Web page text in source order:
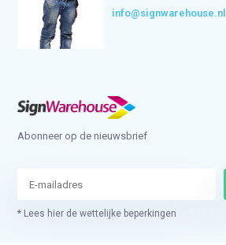
info@signwarehouse.nl
Abonneer op de nieuwsbrief
* Lees hier de wettelijke beperkingen